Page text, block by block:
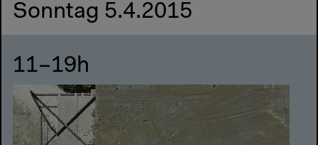
Sonntag 5.4.2015
11–19h